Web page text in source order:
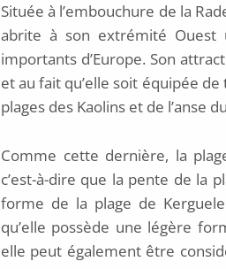
Située à l’embouchure de la
abrite à son extrémité
importants d’Europe. Son
et au fait qu’elle soit équipée
plages des Kaolins et de l’anse
Comme cette dernière, la
c’est-à-dire que la pente de la
forme de la plage de
qu’elle possède une légère
elle peut également être